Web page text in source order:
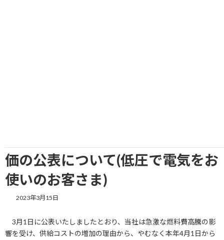
価の公表について(低圧で電気をお
使いのお客さま)
2023年3月15日
3月1日に公表いたしましたとおり、当社は急激な燃料費高騰の影
響を受け、供給コストの増加の理由から、やむなく本年4月1日から